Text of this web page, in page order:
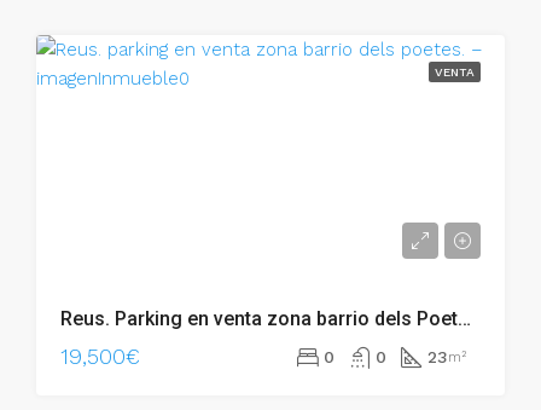
VENTA
Reus. Parking en venta zona barrio dels Poetes. – 002.06278
19,500€ 0 0 23m²